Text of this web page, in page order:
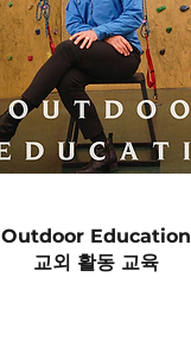
Outdoor Education
교외 활동 교육